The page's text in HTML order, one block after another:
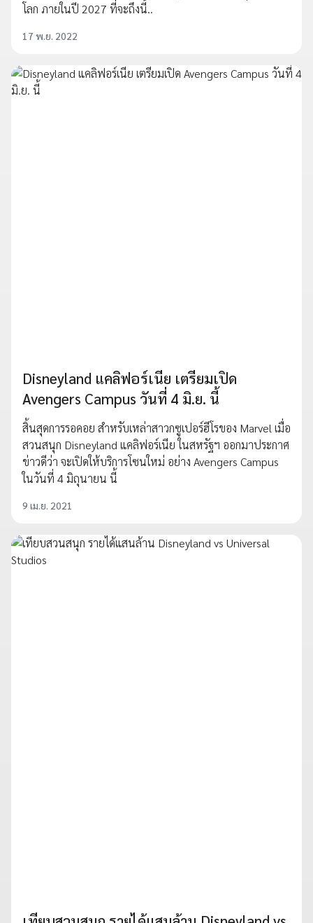
โลก ภายในปี 2027 ที่จะถึงนี้..
17 พ.ย. 2022
Disneyland แคลิฟอร์เนีย เตรียมเปิด
Avengers Campus วันที่ 4 มิ.ย. นี้
สิ้นสุดการรอคอย สำหรับเหล่าสาวกซูเปอร์ฮีโรของ Marvel เมื่อ
สวนสนุก Disneyland แคลิฟอร์เนีย ในสหรัฐฯ ออกมาประกาศ
ข่าวดีว่า จะเปิดให้บริการโซนใหม่ อย่าง Avengers Campus
ในวันที่ 4 มิถุนายน นี้
9 เม.ย. 2021